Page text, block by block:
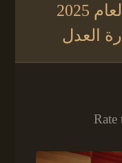
الأجانب في السويد لعام 2025
العدل
Rate